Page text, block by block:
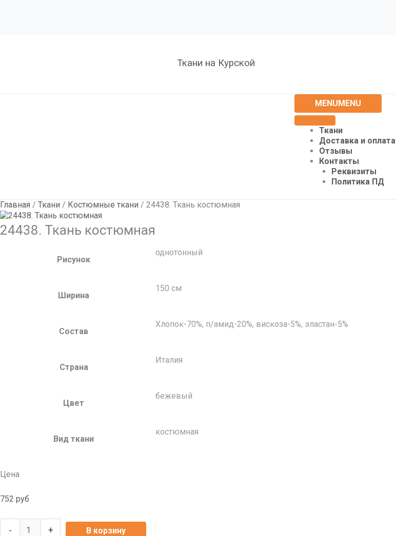
Ткани на Курской
MENUMENU
Ткани
Доставка и оплата
Отзывы
Контакты
Реквизиты
Политика ПД
Главная / Ткани / Костюмные ткани / 24438. Ткань костюмная
24438. Ткань костюмная
Рисунок
однотонный
Ширина
150 см
Состав
Хлопок-70%, п/амид-20%, вискоза-5%, эластан-5%
Страна
Италия
Цвет
бежевый
Вид ткани
костюмная
Цена
752 руб
- +
В корзину